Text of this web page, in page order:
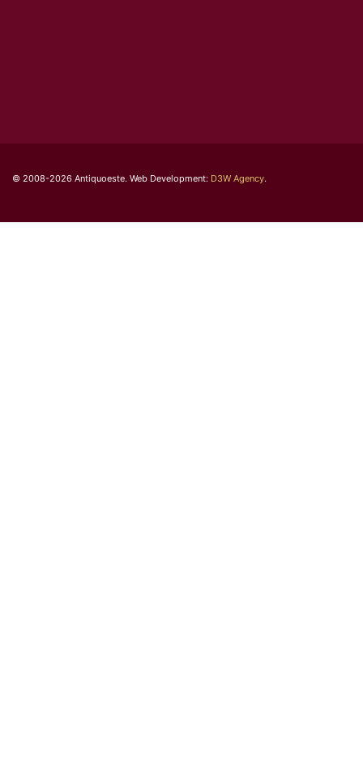
© 2008-2026 Antiquoeste. Web Development: D3W Agency.